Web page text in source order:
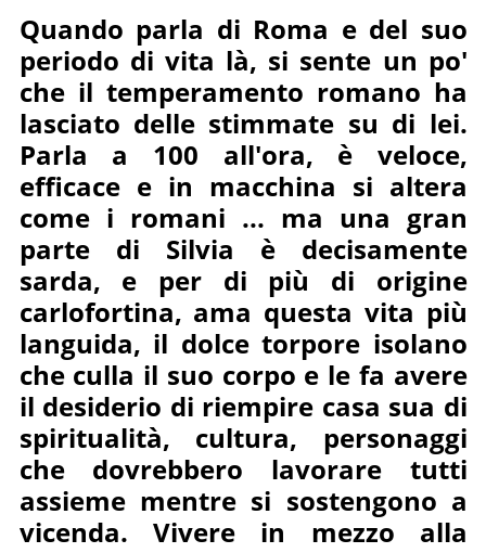
Quando parla di Roma e del suo
periodo di vita là, si sente un po'
che il temperamento romano ha
lasciato delle stimmate su di lei.
Parla a 100 all'ora, è veloce,
efficace e in macchina si altera
come i romani ... ma una gran
parte di Silvia è decisamente
sarda, e per di più di origine
carlofortina, ama questa vita più
languida, il dolce torpore isolano
che culla il suo corpo e le fa avere
il desiderio di riempire casa sua di
spiritualità, cultura, personaggi
che dovrebbero lavorare tutti
assieme mentre si sostengono a
vicenda. Vivere in mezzo alla